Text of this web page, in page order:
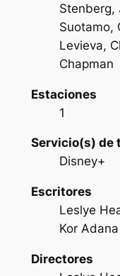
Stenberg,
Suotamo,
Levieva,
Chapman
Estaciones
1
Servicio(s) de
Disney+
Escritores
Leslye
Kor Adana
Directores